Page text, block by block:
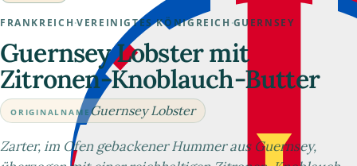
FRANKREICH ·VEREINIGTES KÖNIGREICH ·GUERNSEY
Guernsey Lobster mit
Zitronen-Knoblauch-Butter
ORIGINALNAME Guernsey Lobster
Zarter, im Ofen gebackener Hummer aus Guernsey,